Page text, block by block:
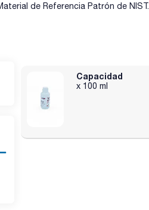
de Referencia Patrón de NIST.
Capacidad
x 100 ml